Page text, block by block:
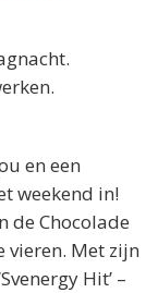
en een
weekend in!
de Chocolade
vieren. Met zijn
Hit’ –